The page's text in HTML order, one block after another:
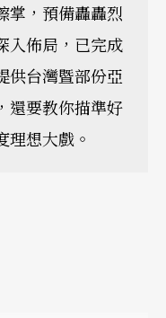
掌，預備轟轟烈
入佈局，已完成
供台灣暨部份亞
，還要教你描準好
理想大戲。